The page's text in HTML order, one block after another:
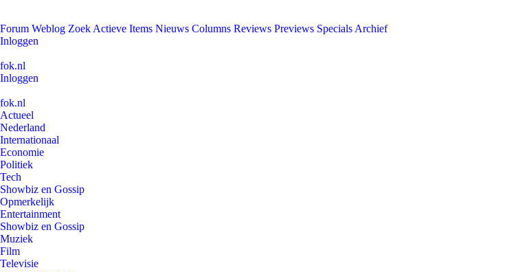
Forum Weblog Zoek Actieve Items Nieuws Columns Reviews Previews Specials Archief
Inloggen
fok.nl
Inloggen
fok.nl
Actueel
Nederland
Internationaal
Economie
Politiek
Tech
Showbiz en Gossip
Opmerkelijk
Entertainment
Showbiz en Gossip
Muziek
Film
Televisie